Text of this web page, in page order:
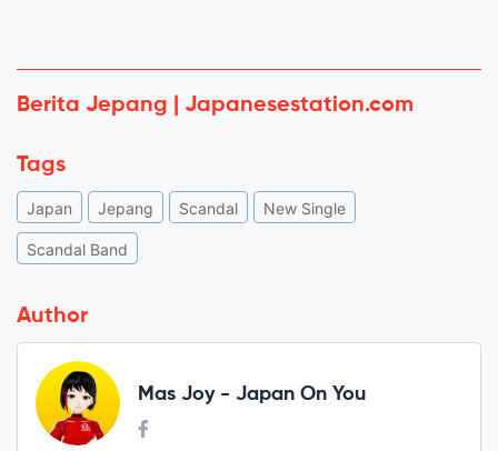
Berita Jepang | Japanesestation.com
Tags
Japan Jepang Scandal New Single
Scandal Band
Author
Mas Joy - Japan On You